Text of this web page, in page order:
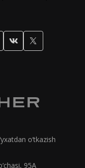
o‘tkazish
95A